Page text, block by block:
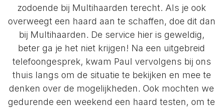
zodoende bij Multihaarden terecht. Als je ook
overweegt een haard aan te schaffen, doe dit dan
bij Multihaarden. De service hier is geweldig,
beter ga je het niet krijgen! Na een uitgebreid
telefoongesprek, kwam Paul vervolgens bij ons
thuis langs om de situatie te bekijken en mee te
denken over de mogelijkheden. Ook mochten we
gedurende een weekend een haard testen, om te